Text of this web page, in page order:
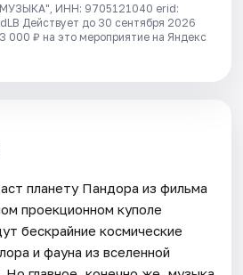
ИНН: 9705121040 erid:
Действует до 30 сентября 2026
000 ₽ на это мероприятие на Яндекс
планету Пандора из фильма
проекционном куполе
бескрайние космические
и фауна из вселенной